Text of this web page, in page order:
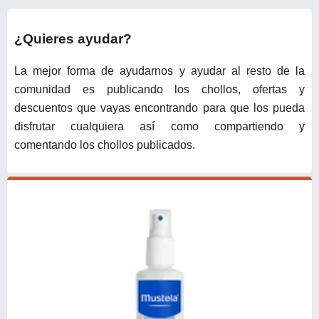
Altavoz/Metal
¿Quieres ayudar?
La mejor forma de ayudarnos y ayudar al resto de la
comunidad es publicando los chollos, ofertas y
descuentos que vayas encontrando para que los pueda
disfrutar cualquiera así como compartiendo y
comentando los chollos publicados.